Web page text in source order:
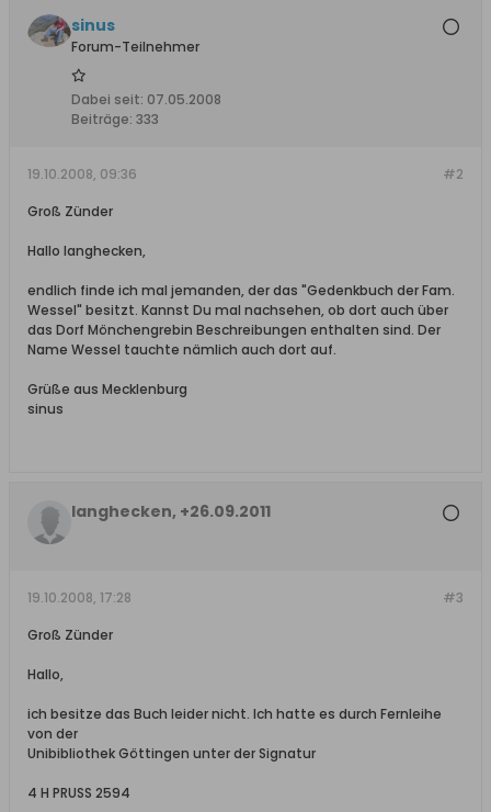
sinus
Forum-Teilnehmer
Dabei seit: 07.05.2008
Beiträge: 333
#2
19.10.2008, 09:36
Groß Zünder
Hallo langhecken,
endlich finde ich mal jemanden, der das "Gedenkbuch der Fam.
Wessel" besitzt. Kannst Du mal nachsehen, ob dort auch über
das Dorf Mönchengrebin Beschreibungen enthalten sind. Der
Name Wessel tauchte nämlich auch dort auf.
Grüße aus Mecklenburg
sinus
langhecken, +26.09.2011
#3
19.10.2008, 17:28
Groß Zünder
Hallo,
ich besitze das Buch leider nicht. Ich hatte es durch Fernleihe
von der
Unibibliothek Göttingen unter der Signatur
4 H PRUSS 2594